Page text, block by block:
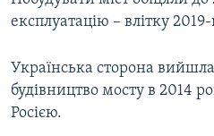
експлуатацію – влітку 2019-
Українська сторона
будівництво мосту в 2014
Росією.